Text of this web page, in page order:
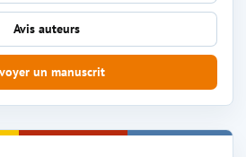
Avis auteurs
un manuscrit